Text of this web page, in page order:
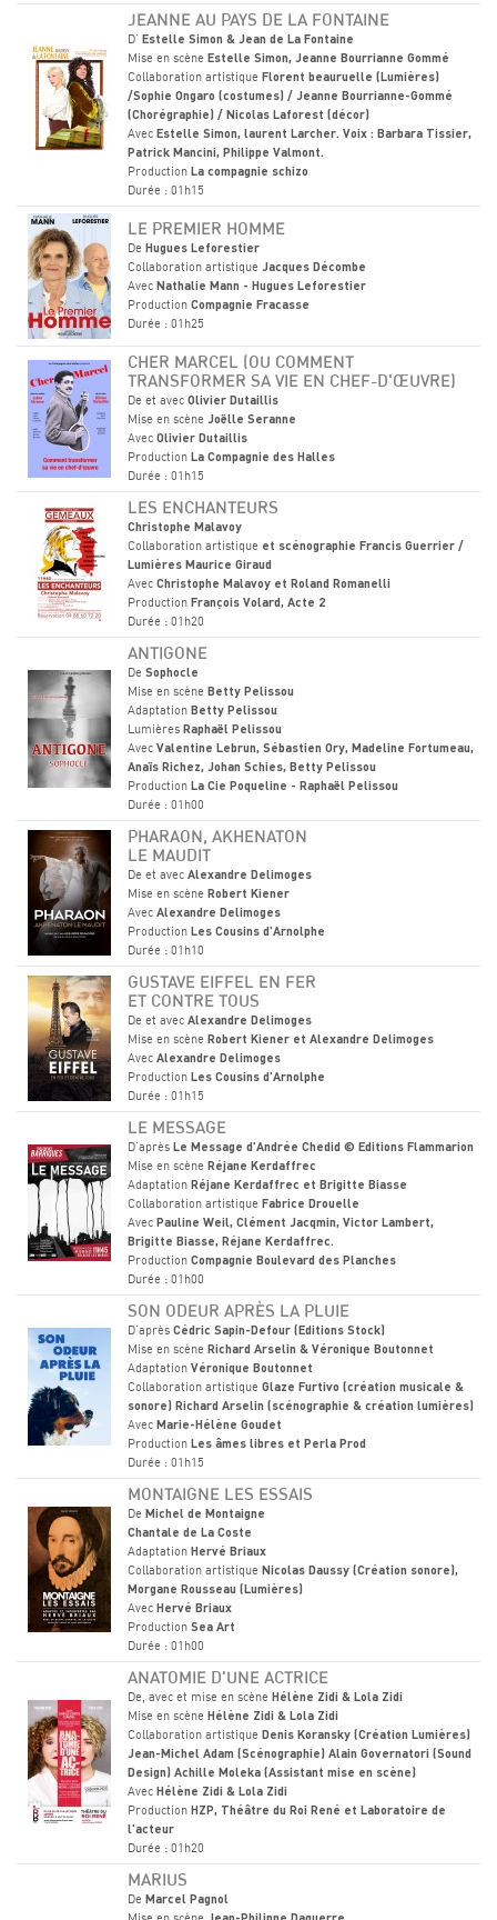
JEANNE AU PAYS DE LA FONTAINE
D' Estelle Simon & Jean de La Fontaine
Mise en scène Estelle Simon, Jeanne Bourrianne Gommé
Collaboration artistique Florent beauruelle (Lumières)
/Sophie Ongaro (costumes) / Jeanne Bourrianne-Gommé
(Chorégraphie) / Nicolas Laforest (décor)
Avec Estelle Simon, laurent Larcher. Voix : Barbara Tissier,
Patrick Mancini, Philippe Valmont.
Production La compagnie schizo
Durée : 01h15
LE PREMIER HOMME
De Hugues Leforestier
Collaboration artistique Jacques Décombe
Avec Nathalie Mann - Hugues Leforestier
Production Compagnie Fracasse
Durée : 01h25
CHER MARCEL (OU COMMENT
TRANSFORMER SA VIE EN CHEF-D'ŒUVRE)
De et avec Olivier Dutaillis
Mise en scène Joëlle Seranne
Avec Olivier Dutaillis
Production La Compagnie des Halles
Durée : 01h15
LES ENCHANTEURS
Christophe Malavoy
Collaboration artistique et scénographie Francis Guerrier /
Lumières Maurice Giraud
Avec Christophe Malavoy et Roland Romanelli
Production François Volard, Acte 2
Durée : 01h20
ANTIGONE
De Sophocle
Mise en scène Betty Pelissou
Adaptation Betty Pelissou
Lumières Raphaël Pelissou
Avec Valentine Lebrun, Sébastien Ory, Madeline Fortumeau,
Anaïs Richez, Johan Schies, Betty Pelissou
Production La Cie Poqueline - Raphaël Pelissou
Durée : 01h00
PHARAON, AKHENATON
LE MAUDIT
De et avec Alexandre Delimoges
Mise en scène Robert Kiener
Avec Alexandre Delimoges
Production Les Cousins d'Arnolphe
Durée : 01h10
GUSTAVE EIFFEL EN FER
ET CONTRE TOUS
De et avec Alexandre Delimoges
Mise en scène Robert Kiener et Alexandre Delimoges
Avec Alexandre Delimoges
Production Les Cousins d'Arnolphe
Durée : 01h15
LE MESSAGE
D'après Le Message d'Andrée Chedid © Editions Flammarion
Mise en scène Réjane Kerdaffrec
Adaptation Réjane Kerdaffrec et Brigitte Biasse
Collaboration artistique Fabrice Drouelle
Avec Pauline Weil, Clément Jacqmin, Victor Lambert,
Brigitte Biasse, Réjane Kerdaffrec.
Production Compagnie Boulevard des Planches
Durée : 01h00
SON ODEUR APRÈS LA PLUIE
D'après Cédric Sapin-Defour (Editions Stock)
Mise en scène Richard Arselin & Véronique Boutonnet
Adaptation Véronique Boutonnet
Collaboration artistique Glaze Furtivo (création musicale &
sonore) Richard Arselin (scénographie & création lumières)
Avec Marie-Hélène Goudet
Production Les âmes libres et Perla Prod
Durée : 01h15
MONTAIGNE LES ESSAIS
De Michel de Montaigne
Chantale de La Coste
Adaptation Hervé Briaux
Collaboration artistique Nicolas Daussy (Création sonore),
Morgane Rousseau (Lumières)
Avec Hervé Briaux
Production Sea Art
Durée : 01h00
ANATOMIE D'UNE ACTRICE
De, avec et mise en scène Hélène Zidi & Lola Zidi
Mise en scène Hélène Zidi & Lola Zidi
Collaboration artistique Denis Koransky (Création Lumières)
Jean-Michel Adam (Scénographie) Alain Governatori (Sound
Design) Achille Moleka (Assistant mise en scène)
Avec Hélène Zidi & Lola Zidi
Production HZP, Théâtre du Roi René et Laboratoire de
l'acteur
Durée : 01h20
MARIUS
De Marcel Pagnol